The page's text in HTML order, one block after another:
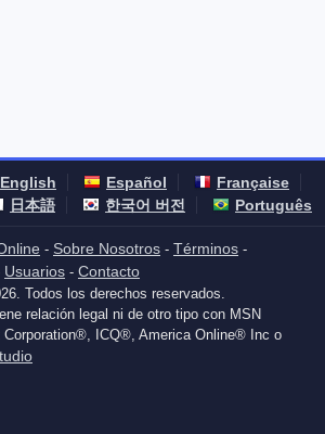
English Español
Française
日本語 한국어 버전 Português
- Sobre Nosotros - Términos -
Usuarios - Contacto
Todos los derechos reservados.
relación legal ni de otro tipo con MSN
ICQ®, America Online® Inc o